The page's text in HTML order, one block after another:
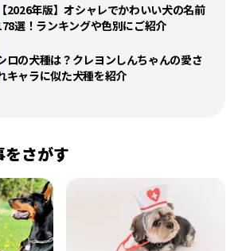
【2026年版】オシャレでかわいい犬の名前
選！ランキングや色別にご紹介
ロの犬種は？クレヨンしんちゃんの愛さ
キャラに似た犬種を紹介
さがす